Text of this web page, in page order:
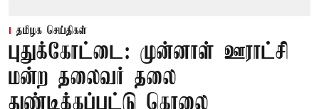
தமிழக செய்திகள்
புதுக்கோட்டை: முன்னாள் ஊராட்சி
மன்ற தலைவர் தலை
துண்டிக்கப்பட்டு கொலை